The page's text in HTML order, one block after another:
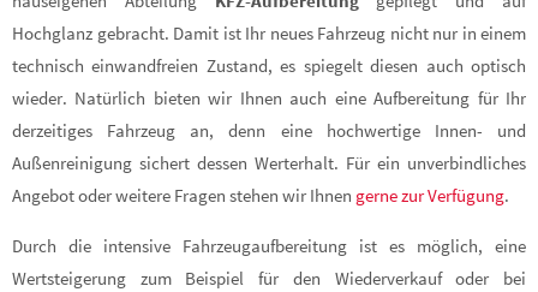
Hochglanz gebracht. Damit ist Ihr neues Fahrzeug nicht nur in einem
technisch einwandfreien Zustand, es spiegelt diesen auch optisch
wieder. Natürlich bieten wir Ihnen auch eine Aufbereitung für Ihr
derzeitiges Fahrzeug an, denn eine hochwertige Innen- und
Außenreinigung sichert dessen Werterhalt. Für ein unverbindliches
Angebot oder weitere Fragen stehen wir Ihnen gerne zur Verfügung.
Durch die intensive Fahrzeugaufbereitung ist es möglich, eine
Wertsteigerung zum Beispiel für den Wiederverkauf oder bei